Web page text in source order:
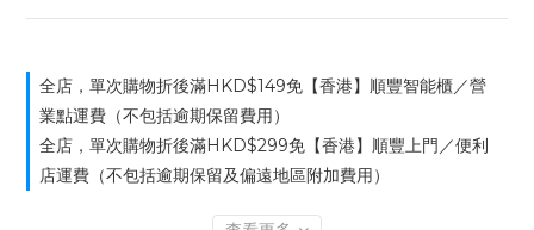
全店，單次購物折後滿HKD$149免【香港】順豐智能櫃／營
業點運費（不包括逾期保留費用）
全店，單次購物折後滿HKD$299免【香港】順豐上門／便利
店運費（不包括逾期保留及偏遠地區附加費用）